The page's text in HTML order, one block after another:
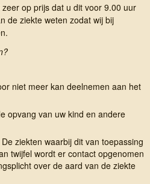
op prijs dat u dit voor 9.00 uur
de ziekte weten zodat wij bij
niet meer kan deelnemen aan het
opvang van uw kind en andere
ziekten waarbij dit van toepassing
twijfel wordt er contact opgenomen
over de aard van de ziekte